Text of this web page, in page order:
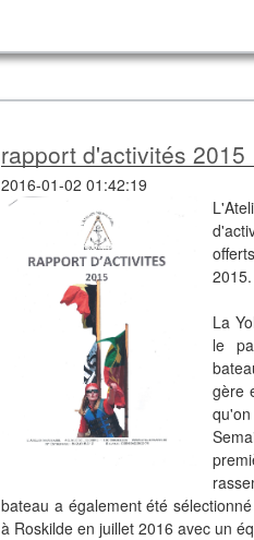
rapport d'activités 2015
2016-01-02 01:42:19
La
le
gère
bateau a également été
à Roskilde en juillet 2016 avec un